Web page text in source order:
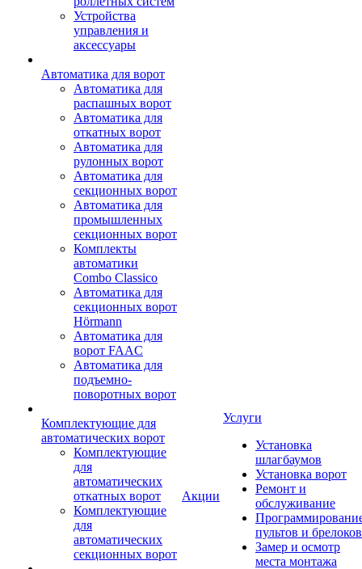
Устройства
управления и
аксессуары
Автоматика для ворот
Автоматика для
распашных ворот
Автоматика для
откатных ворот
Автоматика для
рулонных ворот
Автоматика для
секционных ворот
Автоматика для
промышленных
секционных ворот
Комплекты
автоматики
Combo Classico
Автоматика для
секционных ворот
Hörmann
Автоматика для
ворот FAAC
Автоматика для
подъемно-
поворотных ворот
Комплектующие для
автоматических ворот
Комплектующие
для
автоматических
откатных ворот
Комплектующие
для
автоматических
секционных ворот
Акции
Услуги
Установка
шлагбаумов
Установка ворот
Ремонт и
обслуживание
пультов и брелоков
Замер и осмотр
места монтажа